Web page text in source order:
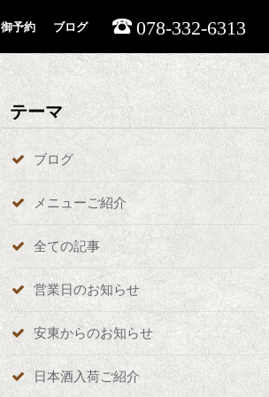
御予約 ブログ 078-332-6313
テーマ
ブログ
メニューご紹介
全ての記事
営業日のお知らせ
安東からのお知らせ
日本酒入荷ご紹介